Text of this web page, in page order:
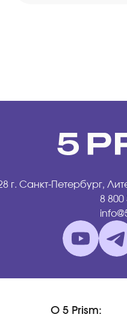
г. Санкт-Петербург,
8 800
О 5 Prism: